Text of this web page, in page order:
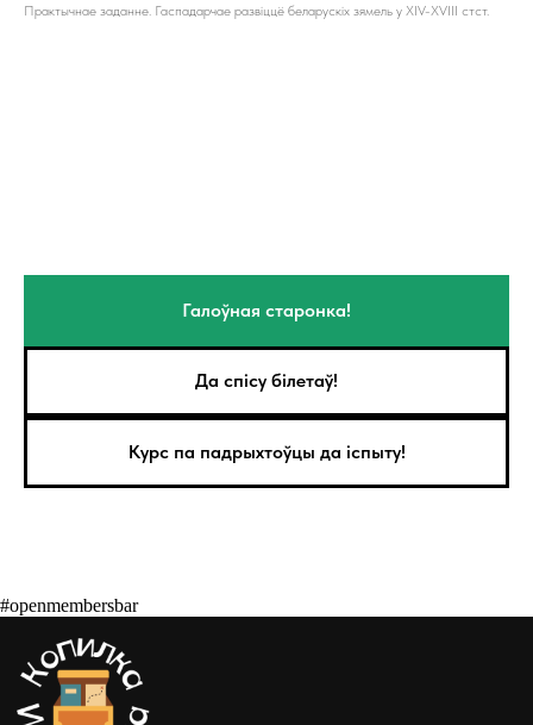
Практычнае заданне. Гаспадарчае развіццё беларускіх зямель у XIV-XVIII стст.
Галоўная старонка!
Да спісу білетаў!
Курс па падрыхтоўцы да іспыту!
#openmembersbar